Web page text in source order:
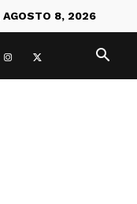
AGOSTO 8, 2026